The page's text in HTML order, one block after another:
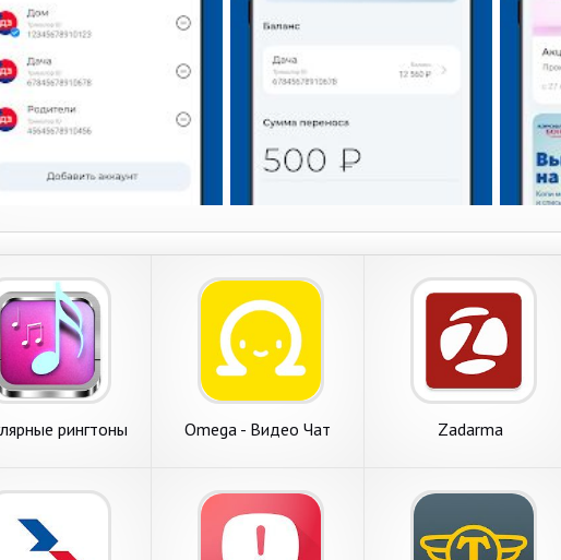
рингтоны Omega - Видео Чат Zadarma